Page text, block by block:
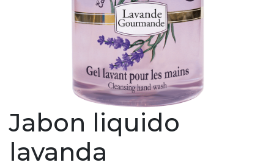
Jabon liquido
lavanda